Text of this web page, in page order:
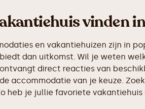
vinden
en vakantiehuizen zijn in
biedt dan uitkomst. Wil je weten
direct reacties van
accommodatie van je keuze.
heb je jullie favoriete